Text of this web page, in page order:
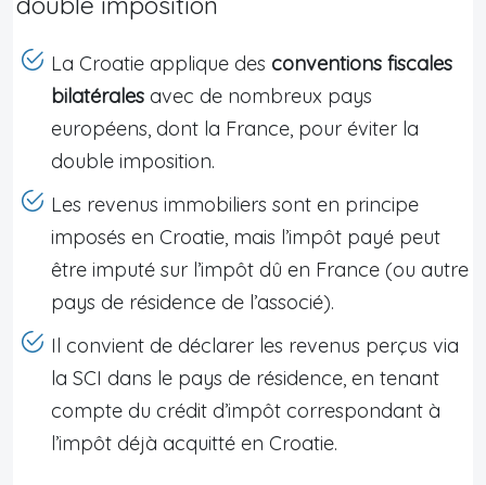
La Croatie applique des conventions fiscales
bilatérales avec de nombreux pays
européens, dont la France, pour éviter la
double imposition.
Les revenus immobiliers sont en principe
imposés en Croatie, mais l’impôt payé peut
être imputé sur l’impôt dû en France (ou autre
pays de résidence de l’associé).
Il convient de déclarer les revenus perçus via
la SCI dans le pays de résidence, en tenant
compte du crédit d’impôt correspondant à
l’impôt déjà acquitté en Croatie.